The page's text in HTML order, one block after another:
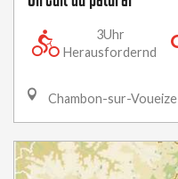
3Uhr
Herausfordernd
Chambon-sur-Voueize